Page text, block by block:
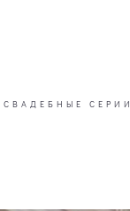
СВАДЕБНЫЕ СЕРИИ